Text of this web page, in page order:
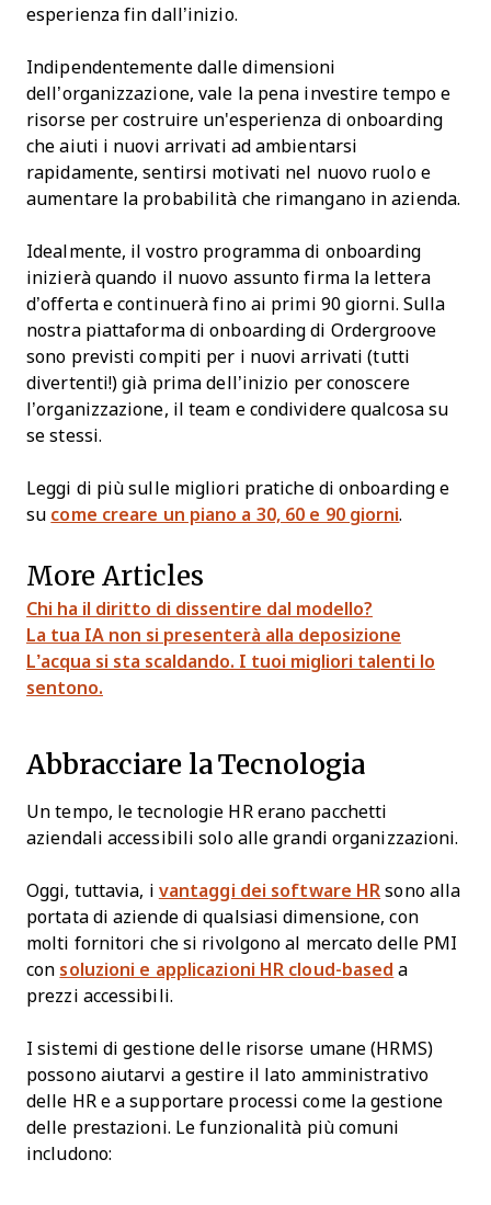
esperienza fin dall’inizio.
Indipendentemente dalle dimensioni
dell’organizzazione, vale la pena investire tempo e
risorse per costruire un'esperienza di onboarding
che aiuti i nuovi arrivati ad ambientarsi
rapidamente, sentirsi motivati nel nuovo ruolo e
aumentare la probabilità che rimangano in azienda.
Idealmente, il vostro programma di onboarding
inizierà quando il nuovo assunto firma la lettera
d’offerta e continuerà fino ai primi 90 giorni. Sulla
nostra piattaforma di onboarding di Ordergroove
sono previsti compiti per i nuovi arrivati (tutti
divertenti!) già prima dell’inizio per conoscere
l’organizzazione, il team e condividere qualcosa su
se stessi.
Leggi di più sulle migliori pratiche di onboarding e
su come creare un piano a 30, 60 e 90 giorni.
More Articles
Chi ha il diritto di dissentire dal modello?
La tua IA non si presenterà alla deposizione
L’acqua si sta scaldando. I tuoi migliori talenti lo
sentono.
Abbracciare la Tecnologia
Un tempo, le tecnologie HR erano pacchetti
aziendali accessibili solo alle grandi organizzazioni.
Oggi, tuttavia, i vantaggi dei software HR sono alla
portata di aziende di qualsiasi dimensione, con
molti fornitori che si rivolgono al mercato delle PMI
con soluzioni e applicazioni HR cloud-based a
prezzi accessibili.
I sistemi di gestione delle risorse umane (HRMS)
possono aiutarvi a gestire il lato amministrativo
delle HR e a supportare processi come la gestione
delle prestazioni. Le funzionalità più comuni
includono: